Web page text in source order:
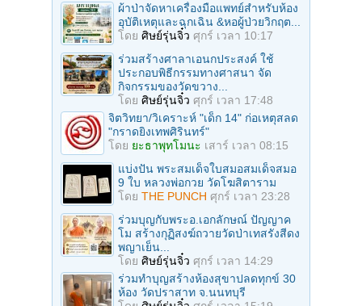
ผ้าป่าจัดหาเครื่องมือแพทย์สำหรับห้อง
อุบัติเหตุและฉุกเฉิน &หอผู้ป่วยวิกฤต...
โดย ศิษย์รุ่นจิ๋ว ศุกร์ เวลา 10:17
ร่วมสร้างศาลาเอนกประสงค์ ใช้
ประกอบพิธีกรรมทางศาสนา จัด
กิจกรรมของวัดขวาง...
โดย ศิษย์รุ่นจิ๋ว ศุกร์ เวลา 17:48
จิตวิทยา/วิเคราะห์ "เด็ก 14" ก่อเหตุสลด
"กราดยิงเทพศิรินทร์"
โดย ยะธาพุทโมนะ เสาร์ เวลา 08:15
แบ่งปัน พระสมเด็จใบสมอสมเด็จสมอ
9 ใบ หลวงพ่อกวย วัดโฆสิตาราม
โดย THE PUNCH ศุกร์ เวลา 23:28
ร่วมบุญกับพระอ.เอกลักษณ์ ปัญญาค
โม สร้างกุฏิสงฆ์ถวายวัดป่าเทสรังสีดง
พญาเย็น...
โดย ศิษย์รุ่นจิ๋ว ศุกร์ เวลา 14:29
ร่วมทําบุญสร้างห้องสุขาปลดทุกข์ 30
ห้อง วัดปราสาท จ.นนทบุรี